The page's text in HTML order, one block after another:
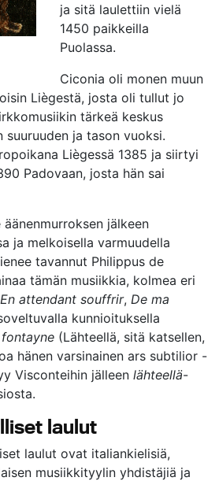
ja sitä laulettiin vielä
1450 paikkeilla
Puolassa.
Ciconia oli monen muun
Liègestä, josta oli tullut jo
tärkeä keskus
suuruuden ja tason vuoksi.
Liègessä 1385 ja siirtyi
Padovaan, josta hän sai
jälkeen
ja melkoisella varmuudella
tavannut Philippus de
tämän musiikkia, kolmea eri
En attendant souffrir, De ma
kunnioituksella
(Lähteellä, sitä katsellen,
hänen varsinainen ars subtilior -
Visconteihin jälleen lähteellä-
laulut
laulut ovat italiankielisiä,
musiikkityylin yhdistäjiä ja